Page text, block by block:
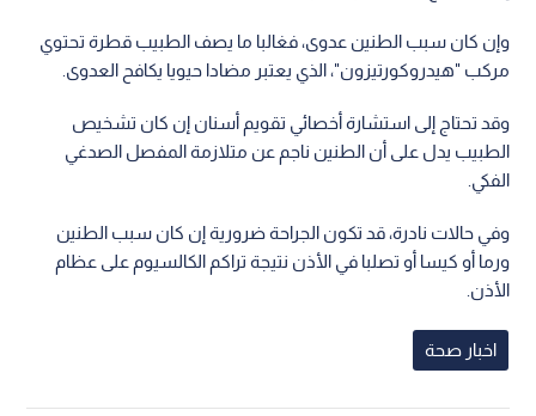
وإن كان سبب الطنين عدوى، فغالبا ما يصف الطبيب قطرة تحتوي
مركب "هيدروكورتيزون"، الذي يعتبر مضادا حيويا يكافح العدوى.
وقد تحتاج إلى استشارة أخصائي تقويم أسنان إن كان تشخيص
الطبيب يدل على أن الطنين ناجم عن متلازمة المفصل الصدغي
الفكي.
وفي حالات نادرة، قد تكون الجراحة ضرورية إن كان سبب الطنين
ورما أو كيسا أو تصلبا في الأذن نتيجة تراكم الكالسيوم على عظام
الأذن.
اخبار صحة